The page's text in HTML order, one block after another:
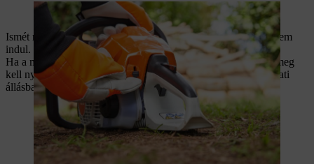
Most nyissa meg a szivatót.
Ismét meg kell húzni az indítózsinórt, amíg a motor ismét be nem
indul.
Ha a motor beindult, és egyenletesen jár, mutatóujjal röviden meg
kell nyomni a gázkart. Ekkor a kombinált kar a normál alapjárati
állásba ugrik.